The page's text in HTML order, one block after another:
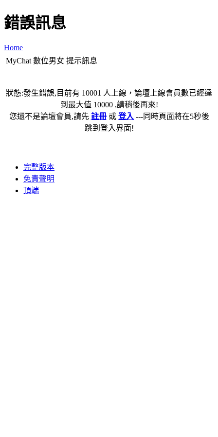
錯誤訊息
Home
MyChat 數位男女 提示訊息
狀態:發生錯誤,目前有 10001 人上線，論壇上線會員數已經達
到最大值 10000 ,請稍後再來!
您還不是論壇會員,請先 註冊或 登入 ---同時頁面將在5秒後
跳到登入界面!
完整版本
免責聲明
頂端